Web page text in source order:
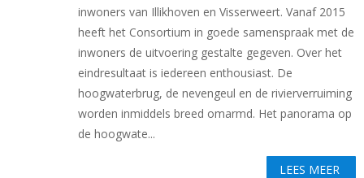
inwoners van Illikhoven en Visserweert. Vanaf 2015
heeft het Consortium in goede samenspraak met de
inwoners de uitvoering gestalte gegeven. Over het
eindresultaat is iedereen enthousiast. De
hoogwaterbrug, de nevengeul en de rivierverruiming
worden inmiddels breed omarmd. Het panorama op
de hoogwate...
LEES MEER